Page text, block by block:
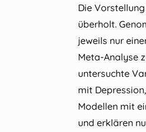
Die
überholt.
jeweils nur
Meta‑Analyse
untersuchte
mit
Modellen mit
und erklären